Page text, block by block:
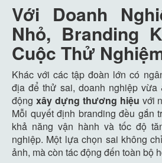
Với Doanh
Nhỏ, Branding
Cuộc Thử
Khác với các tập đoàn lớn có
địa để thử sai, doanh nghiệp
động xây dựng thương hiệu với
Mỗi quyết định branding đều gắn
khả năng vận hành và tốc độ
nghiệp. Một lựa chọn sai không
ảnh, mà còn tác động đến toàn bộ